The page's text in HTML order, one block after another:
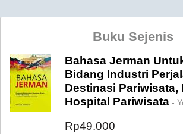
Buku Sejenis
Bahasa Jerman
Bidang Industri
Destinasi Pariwisata,
Hospital Pariwisata -
Rp49.000